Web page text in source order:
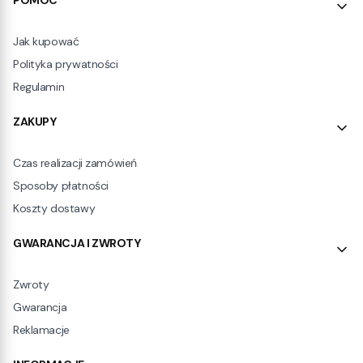
Jak kupować
Polityka prywatności
Regulamin
ZAKUPY
Czas realizacji zamówień
Sposoby płatności
Koszty dostawy
GWARANCJA I ZWROTY
Zwroty
Gwarancja
Reklamacje